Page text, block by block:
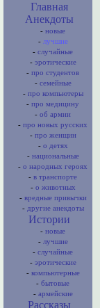
Главная
Анекдоты
- новые
- лучшие
- случайные
- эротические
- про студентов
- семейные
- про компьютеры
- про медицину
- об армии
- про новых русских
- про женщин
- о детях
- национальные
- о народных героях
- в транспорте
- о животных
- вредные привычки
- другие анекдоты
Истории
- новые
- лучшие
- случайные
- эротические
- компьютерные
- бытовые
- армейские
Рассказы